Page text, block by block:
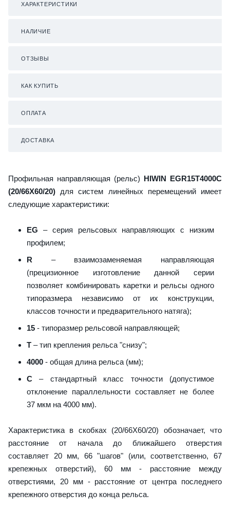
ХАРАКТЕРИСТИКИ
НАЛИЧИЕ
ОТЗЫВЫ
КАК КУПИТЬ
ОПЛАТА
ДОСТАВКА
Профильная направляющая (рельс) HIWIN EGR15T4000C
(20/66X60/20) для систем линейных перемещений имеет
следующие характеристики:
EG – серия рельсовых направляющих с низким
профилем;
R – взаимозаменяемая направляющая
(прецизионное изготовление данной серии
позволяет комбинировать каретки и рельсы одного
типоразмера независимо от их конструкции,
классов точности и предварительного натяга);
15 - типоразмер рельсовой направляющей;
T – тип крепления рельса "снизу";
4000 - общая длина рельса (мм);
C – стандартный класс точности (допустимое
отклонение параллельности составляет не более
37 мкм на 4000 мм).
Характеристика в скобках (20/66X60/20) обозначает, что
расстояние от начала до ближайшего отверстия
составляет 20 мм, 66 "шагов" (или, соответственно, 67
крепежных отверстий), 60 мм - расстояние между
отверстиями, 20 мм - расстояние от центра последнего
крепежного отверстия до конца рельса.